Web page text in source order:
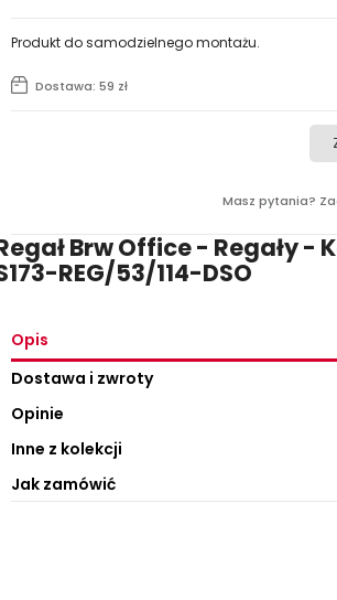
Masz pytania?
Dostawa: 59 zł
Produkt do samodzielnego montażu.
Brw Office - Regały -
REG/53/114-DSO
Opis
Dostawa i zwroty
Opinie
Inne z kolekcji
Jak zamówić